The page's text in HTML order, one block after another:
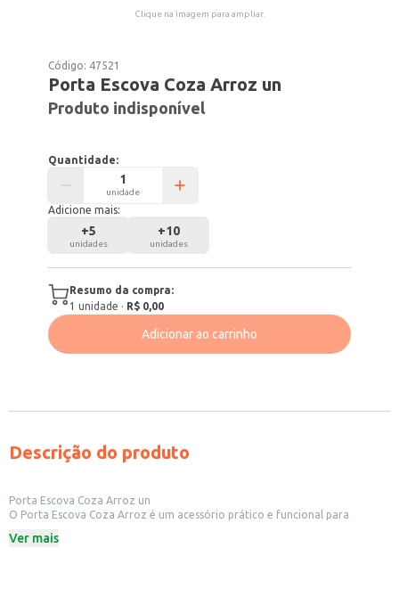
Clique na imagem para ampliar.
Código: 47521
Porta Escova Coza Arroz un
Produto indisponível
Quantidade:
unidade
Adicione mais:
+5
unidades
+10
unidades
Resumo da compra:
1 unidade · R$ 0,00
Adicionar ao carrinho
Descrição do produto
Porta Escova Coza Arroz un
O Porta Escova Coza Arroz é um acessório prático e funcional para
manter o banheiro mais organizado e as escovas protegidas.
Ver mais